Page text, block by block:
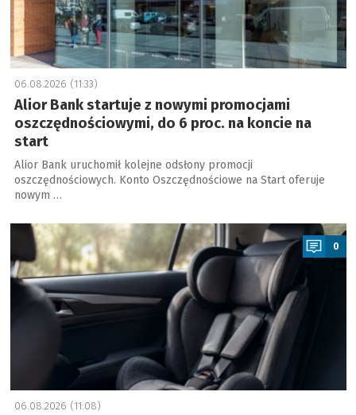
06.08.2026 (11:33)
Alior Bank startuje z nowymi promocjami
oszczędnościowymi, do 6 proc. na koncie na
start
Alior Bank uruchomił kolejne odsłony promocji
oszczędnościowych. Konto Oszczędnościowe na Start oferuje
nowym …
a
0
06.08.2026 (11:08)